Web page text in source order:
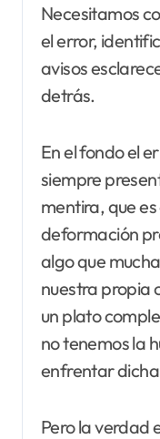
Necesitamos
el error,
avisos
detrás.
En el fondo el
siempre
mentira, que
deformación
algo que
nuestra propia
un plato
no tenemos la
enfrentar
Pero la verdad